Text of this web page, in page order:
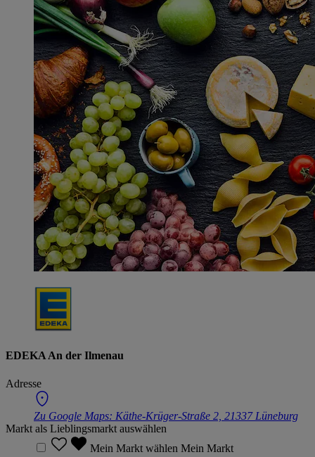
EDEKA An der Ilmenau
Adresse
Zu Google Maps: Käthe-Krüger-Straße 2, 21337 Lüneburg
Markt als Lieblingsmarkt auswählen
Mein Markt wählen Mein Markt